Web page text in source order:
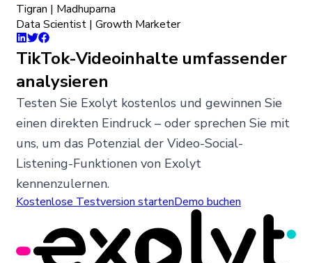
Tigran | Madhuparna
Data Scientist | Growth Marketer
TikTok-Videoinhalte umfassender
analysieren
Testen Sie Exolyt kostenlos und gewinnen Sie
einen direkten Eindruck – oder sprechen Sie mit
uns, um das Potenzial der Video-Social-
Listening-Funktionen von Exolyt
kennenzulernen.
Kostenlose Testversion startenDemo buchen